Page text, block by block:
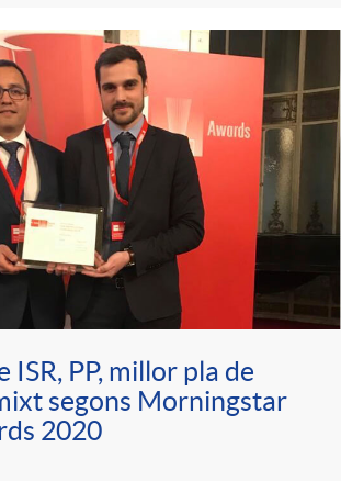
ISR, PP, millor pla de
segons Morningstar
2020